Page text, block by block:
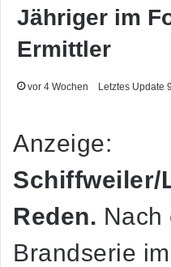
Jähriger im
Ermittler
vor 4 Wochen Letztes Update
Anzeige:
Schiffweiler/
Reden. Nach
Brandserie